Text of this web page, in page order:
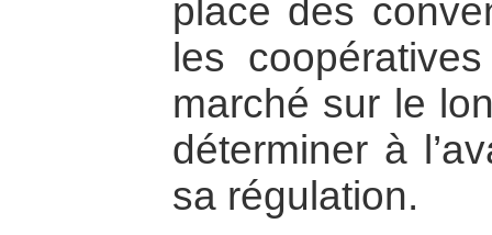
place des
les
marché sur le
déterminer à
sa régulation.